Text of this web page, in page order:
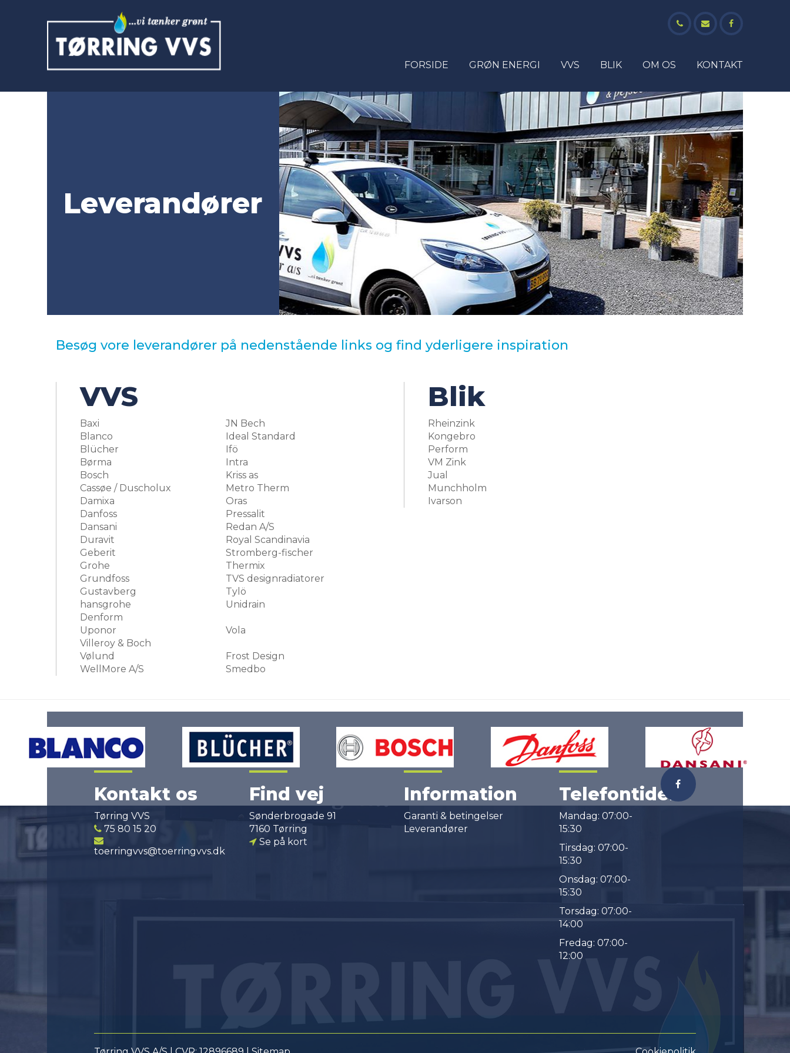
FORSIDE GRØN ENERGI VVS BLIK OM OS KONTAKT
Leverandører
Besøg vore leverandører på nedenstående links og find yderligere inspiration
VVS
Baxi
Blanco
Blücher
Børma
Bosch
Cassøe / Duscholux
Damixa
Danfoss
Dansani
Duravit
Geberit
Grohe
Grundfoss
Gustavberg
hansgrohe
Denform
JN Bech
Ideal Standard
Ifö
Intra
Kriss as
Metro Therm
Oras
Pressalit
Redan A/S
Royal Scandinavia
Stromberg-fischer
Thermix
TVS designradiatorer
Tylö
Unidrain
Uponor
Villeroy & Boch
Vola
Vølund
WellMore A/S
Frost Design
Smedbo
Blik
Rheinzink
Kongebro
Perform
VM Zink
Jual
Munchholm
Ivarson
Kontakt os
Tørring VVS
75 80 15 20
toerringvvs@toerringvvs.dk
Find vej
Sønderbrogade 91
7160 Tørring
Se på kort
Information
Garanti & betingelser
Leverandører
Telefontider
Mandag: 07:00-
15:30
Tirsdag: 07:00-
15:30
Onsdag: 07:00-
15:30
Torsdag: 07:00-
14:00
Fredag: 07:00-
12:00